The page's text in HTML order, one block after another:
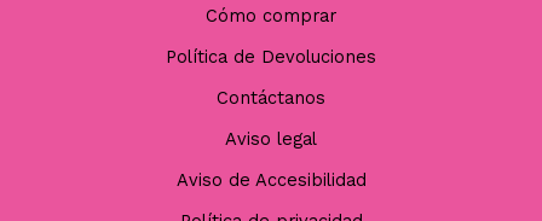
Cómo comprar
Política de Devoluciones
Contáctanos
Aviso legal
Aviso de Accesibilidad